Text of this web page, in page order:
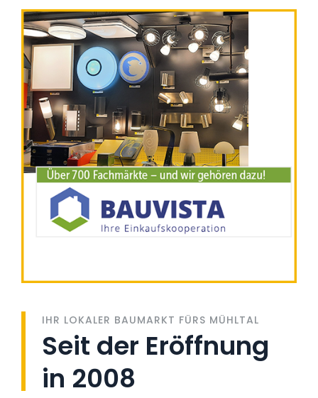
IHR LOKALER BAUMARKT FÜRS MÜHLTAL
Seit der Eröffnung
in 2008